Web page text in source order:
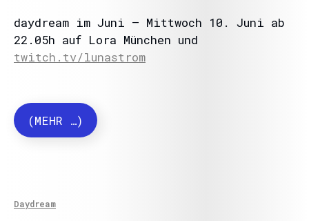
daydream im Juni – Mittwoch 10. Juni ab
22.05h auf Lora München und
twitch.tv/lunastrom
(MEHR …)
Daydream